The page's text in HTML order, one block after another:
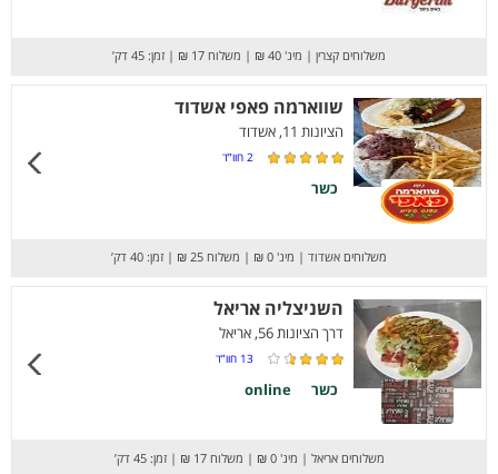
משלוחים קצרין | מינ' 40 ₪ | משלוח 17 ₪ | זמן: 45 דק’
שווארמה פאפי אשדוד
הציונות 11, אשדוד
2 חוו”ד
כשר
משלוחים אשדוד | מינ' 0 ₪ | משלוח 25 ₪ | זמן: 40 דק’
השניצליה אריאל
דרך הציונות 56, אריאל
13 חוו”ד
כשר online
משלוחים אריאל | מינ' 0 ₪ | משלוח 17 ₪ | זמן: 45 דק’